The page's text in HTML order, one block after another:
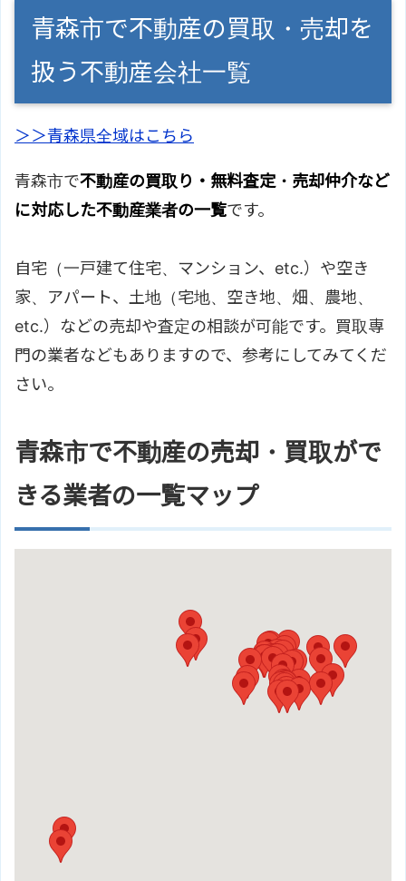
青森市で不動産の買取・売却を
扱う不動産会社一覧
＞＞青森県全域はこちら
青森市で不動産の買取り・無料査定・売却仲介など
に対応した不動産業者の一覧です。
自宅（一戸建て住宅、マンション、etc.）や空き
家、アパート、土地（宅地、空き地、畑、農地、
etc.）などの売却や査定の相談が可能です。買取専
門の業者などもありますので、参考にしてみてくだ
さい。
青森市で不動産の売却・買取がで
きる業者の一覧マップ